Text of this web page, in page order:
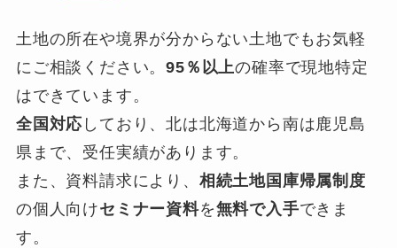
土地の所在や境界が分からない土地でもお気軽
にご相談ください。95％以上の確率で現地特定
はできています。
全国対応 しており、北は北海道から南は鹿児島
県まで、受任実績があります。
また、資料請求により、 相続土地国庫帰属制度
の個人向けセミナー資料を無料で入手できま
す。